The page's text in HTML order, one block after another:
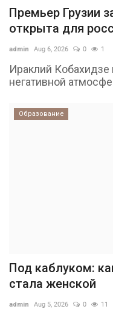
Премьер Грузии
открыта для
admin Aug 6, 2026 0 1
Ираклий
негативной
Образование
Под каблуком:
стала женской
admin Aug 5, 2026 0 11